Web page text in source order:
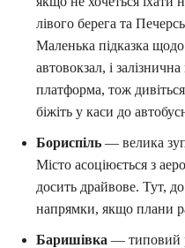
лівого берега та
Маленька підказка
автовокзал, і
платформа, тож
біжіть у каси до
Бориспіль — велика
Місто асоціюється з
досить драйвове. Тут,
напрямки, якщо плани
Баришівка — типовий